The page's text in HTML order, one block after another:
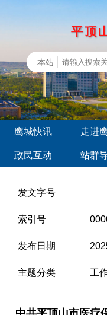
平顶
本站
鹰城快讯 走进
政民互动 站群
发文字号
索引号
发布日期
主题分类 工